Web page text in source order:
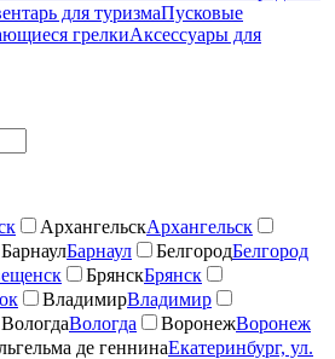
для туризмаПусковые
грелкиАксессуары для
АрхангельскАрхангельск
БарнаулБарнаул БелгородБелгород
БрянскБрянск
ВладимирВладимир
ВологдаВологда ВоронежВоронеж
де геннинаЕкатеринбург, ул.